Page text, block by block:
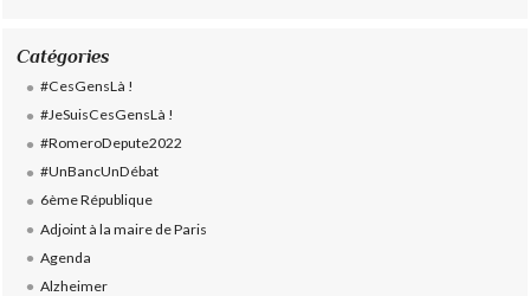
Catégories
#CesGensLà !
#JeSuisCesGensLà !
#RomeroDepute2022
#UnBancUnDébat
6ème République
Adjoint à la maire de Paris
Agenda
Alzheimer